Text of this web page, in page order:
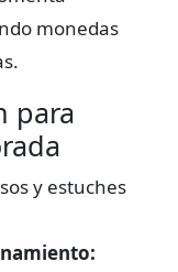
monedas
para
y estuches